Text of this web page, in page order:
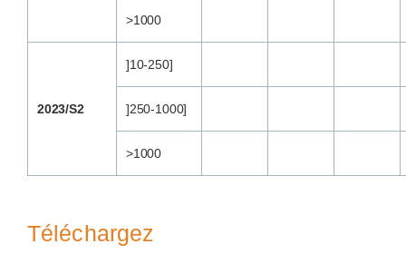
>1000
2023/S2
]10-250]
]250-1000]
>1000
Téléchargez